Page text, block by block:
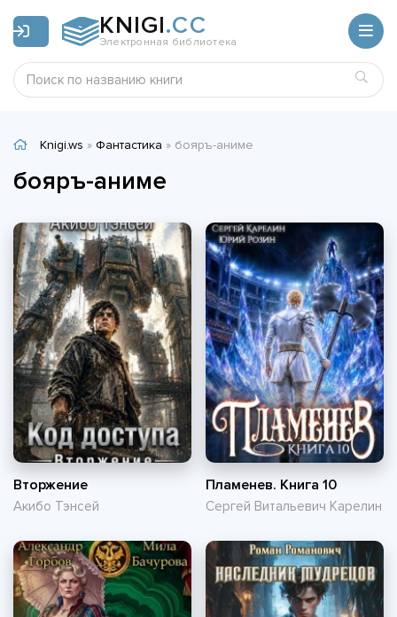
KNIGI.CC
Электронная библиотека
Knigi.ws » Фантастика » бояръ-аниме
бояръ-аниме
Вторжение
Акибо Тэнсей
Пламенев. Книга 10
Сергей Витальевич Карелин